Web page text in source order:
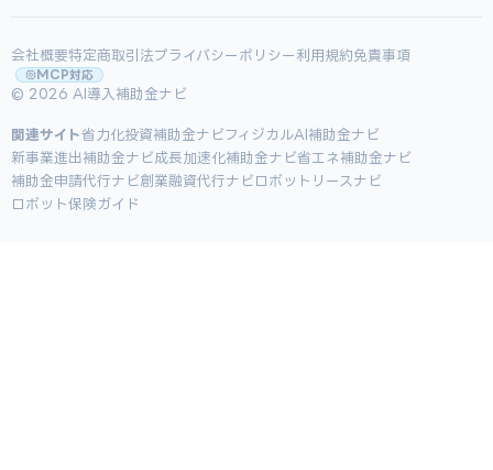
会社概要特定商取引法プライバシーポリシー 利用規約免責事項
MCP対応
© 2026 AI導入補助金ナビ
関連サイト省力化投資補助金ナビ フィジカルAI補助金ナビ
新事業進出補助金ナビ成長加速化補助金ナビ省エネ補助金ナビ
補助金申請代行ナビ創業融資代行ナビ ロボットリースナビ
ロボット保険ガイド